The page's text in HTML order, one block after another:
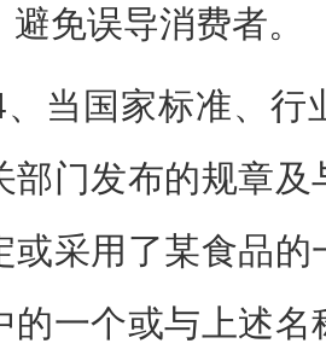
免误导消费者。
国家标准、行
部门发布的规章
或采用了某食品
的一个或与上述